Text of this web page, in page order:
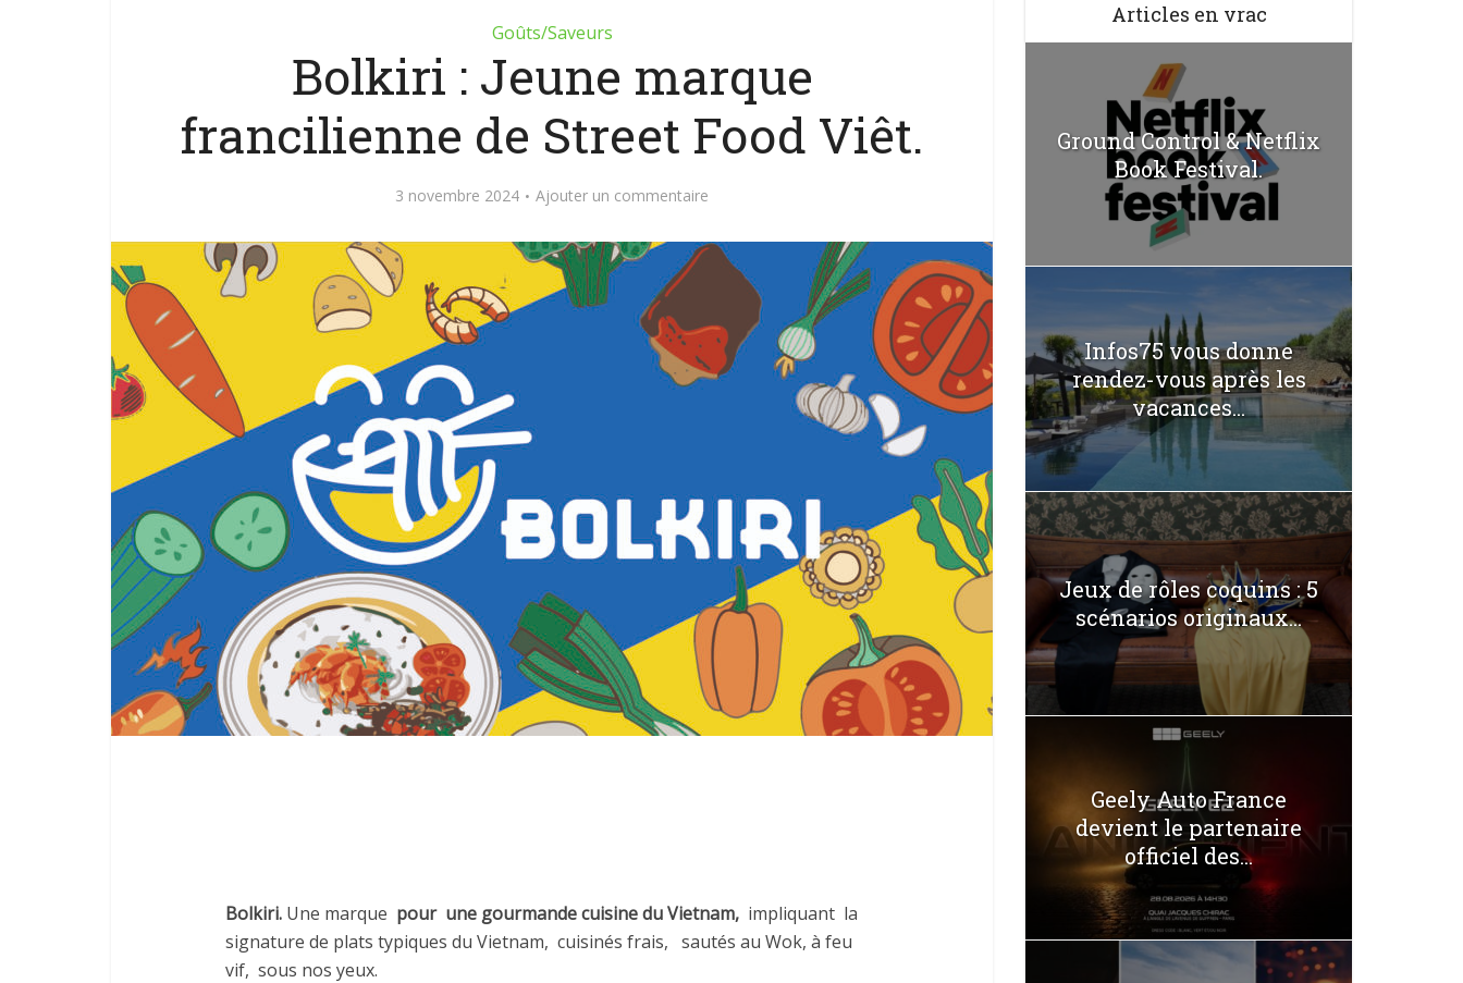
Goûts/Saveurs
Bolkiri : Jeune marque
francilienne de Street Food Viêt.
3 novembre 2024 Ajouter un commentaire
Bolkiri. Une marque pour une gourmande cuisine du Vietnam, impliquant la
signature de plats typiques du Vietnam, cuisinés frais, sautés au Wok, à feu
vif, sous nos yeux.
Articles en vrac
Ground Control & Netflix
Book Festival.
Infos75 vous donne
rendez-vous après les
vacances...
Jeux de rôles coquins : 5
scénarios originaux...
Geely Auto France
devient le partenaire
officiel des...